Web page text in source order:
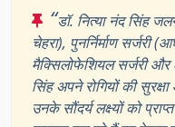
“डॉ. नित्या नंद सिंह
चेहरा), पुनर्निर्माण सर्जरी
मैक्सिलोफेशियल सर्जरी और
सिंह अपने रोगियों की
उनके सौंदर्य लक्ष्यों को